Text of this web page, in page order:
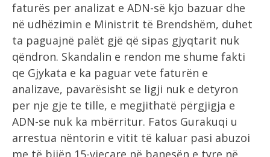
faturës per analizat e ADN-së kjo bazuar dhe
në udhëzimin e Ministrit të Brendshëm, duhet
ta paguajnë palët gjë që sipas gjyqtarit nuk
qëndron. Skandalin e rendon me shume fakti
qe Gjykata e ka paguar vete faturën e
analizave, pavarësisht se ligji nuk e detyron
per nje gje te tille, e megjithatë përgjigja e
ADN-se nuk ka mbërritur. Fatos Gurakuqi u
arrestua nëntorin e vitit të kaluar pasi abuzoi
me të bijën 15-vjeçare në banesën e tyre në